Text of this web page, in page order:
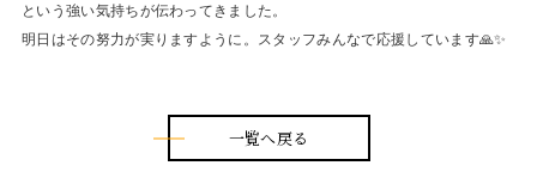
という強い気持ちが伝わってきました。
明日はその努力が実りますように。スタッフみんなで応援しています🙏✨
一覧へ戻る